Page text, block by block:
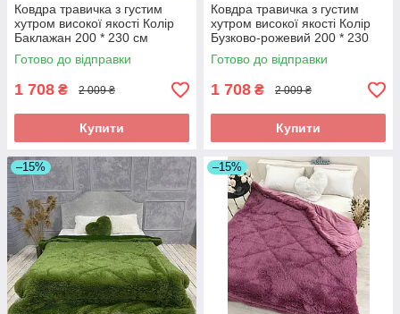
Ковдра травичка з густим
хутром високої якості Колір
Баклажан 200 * 230 см
Готово до відправки
1 708 ₴ 2 009 ₴
Купити
Ковдра травичка з густим
хутром високої якості Колір
Бузково-рожевий 200 * 230
см
Готово до відправки
1 708 ₴ 2 009 ₴
Купити
–15% –15%